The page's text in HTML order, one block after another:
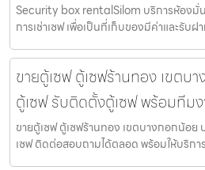
Security box rentalSilom บริการห้องมั่
การเช่าเซฟ เพื่อเป็นที่เก็บของมีค่าและรับฝ
ขายตู้เซฟ ตู้เซฟร้านทอง เขตบ
ตู้เซฟ รับติดตั้งตู้เซฟ พร้อมทีม
ขายตู้เซฟ ตู้เซฟร้านทอง เขตบางกอกน้อย
เซฟ ติดต่อสอบถามได้ตลอด พร้อมให้บริกา